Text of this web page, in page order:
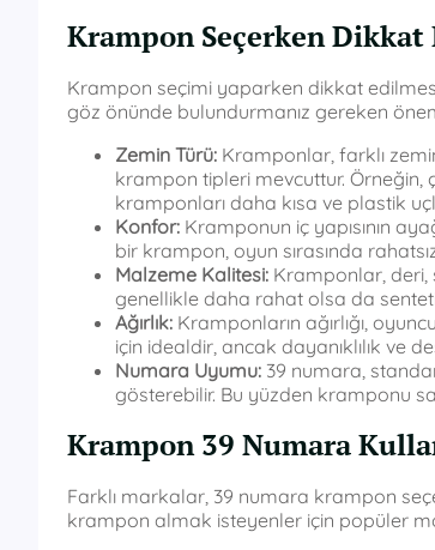
Krampon Seçerken
Krampon seçimi yaparken dikkat
göz önünde bulundurmanız gereken
Zemin Türü: Kramponlar, farklı
krampon tipleri mevcuttur. Örneğin,
kramponları daha kısa ve plastik
Konfor: Kramponun iç yapısının
bir krampon, oyun sırasında
Malzeme Kalitesi: Kramponlar, deri,
genellikle daha rahat olsa da
Ağırlık: Kramponların ağırlığı,
için idealdir, ancak dayanıklılık ve
Numara Uyumu: 39 numara,
gösterebilir. Bu yüzden kramponu
Krampon 39 Numara
Farklı markalar, 39 numara krampon
krampon almak isteyenler için popüler